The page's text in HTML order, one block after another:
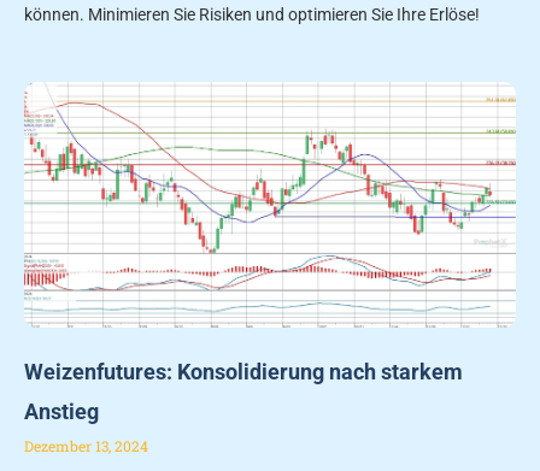
können. Minimieren Sie Risiken und optimieren Sie Ihre Erlöse!
Weizenfutures: Konsolidierung nach starkem
Anstieg
Dezember 13, 2024